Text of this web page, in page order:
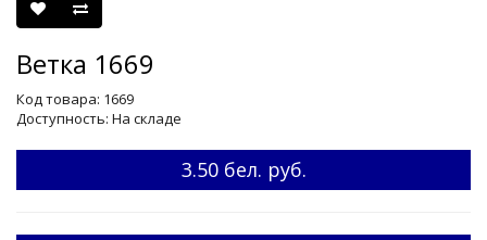
Ветка 1669
Код товара: 1669
Доступность: На складе
3.50 бел. руб.